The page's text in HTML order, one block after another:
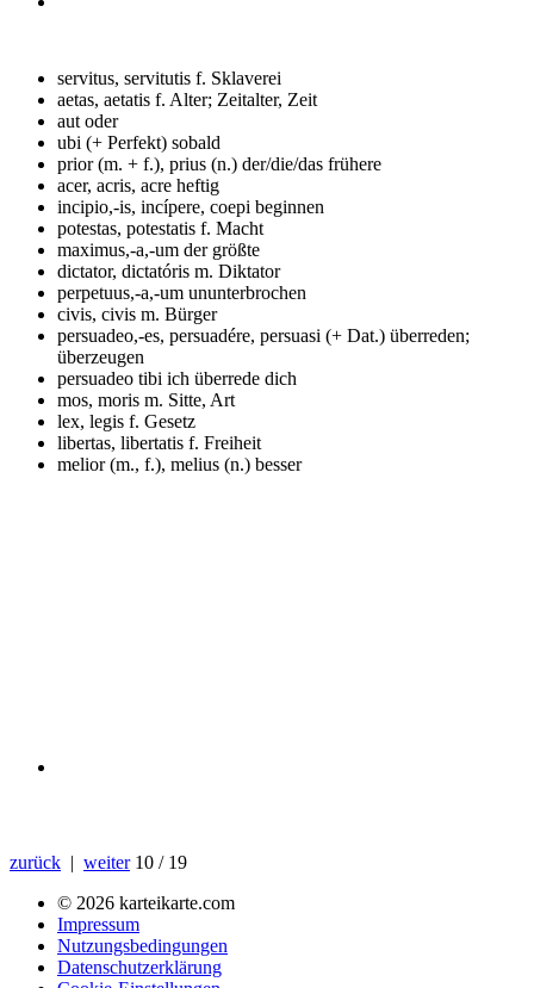
servitus, servitutis f. Sklaverei
aetas, aetatis f. Alter; Zeitalter, Zeit
aut oder
ubi (+ Perfekt) sobald
prior (m. + f.), prius (n.) der/die/das frühere
acer, acris, acre heftig
incipio,-is, incípere, coepi beginnen
potestas, potestatis f. Macht
maximus,-a,-um der größte
dictator, dictatóris m. Diktator
perpetuus,-a,-um ununterbrochen
civis, civis m. Bürger
persuadeo,-es, persuadére, persuasi (+ Dat.) überreden;
überzeugen
persuadeo tibi ich überrede dich
mos, moris m. Sitte, Art
lex, legis f. Gesetz
libertas, libertatis f. Freiheit
melior (m., f.), melius (n.) besser
zurück | weiter 10 / 19
© 2026 karteikarte.com
Impressum
Nutzungsbedingungen
Datenschutzerklärung